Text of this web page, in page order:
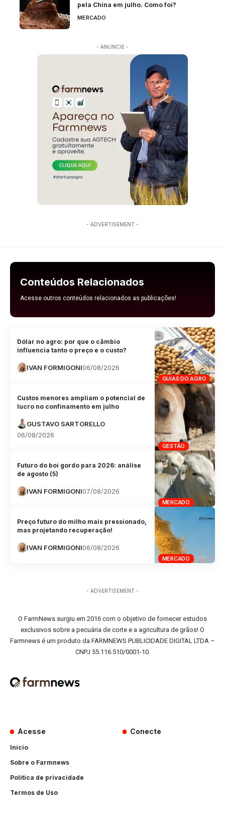
pela China em julho. Como foi?
MERCADO
- ANUNCIE -
- ADVERTISEMENT -
Conteúdos Relacionados
Acesse outros conteúdos relacionados as publicações!
GUIAS DO AGRO
Dólar no agro: por que o câmbio
influencia tanto o preço e o custo?
IVAN FORMIGONI06/08/2026
GESTÃO
Custos menores ampliam o potencial de
lucro no confinamento em julho
GUSTAVO SARTORELLO
06/08/2026
MERCADO
Futuro do boi gordo para 2026: análise
de agosto (5)
IVAN FORMIGONI07/08/2026
MERCADO
Preço futuro do milho mais pressionado,
mas projetando recuperação!
IVAN FORMIGONI06/08/2026
- ADVERTISEMENT -
O FarmNews surgiu em 2016 com o objetivo de fornecer estudos
exclusivos sobre a pecuária de corte e a agricultura de grãos! O
Farmnews é um produto da FARMNEWS PUBLICIDADE DIGITAL LTDA –
CNPJ 55.116.510/0001-10.
Acesse
Início
Sobre o Farmnews
Política de privacidade
Termos de Uso
Conecte